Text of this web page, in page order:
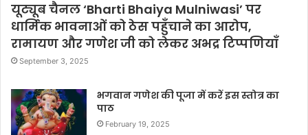
यूट्यूब चैनल ‘Bharti Bhaiya Mulniwasi’ पर
धार्मिक भावनाओं को ठेस पहुँचाने का आरोप,
रामायण और गणेश जी को लेकर अभद्र टिप्पणियाँ
September 3, 2025
भगवान गणेश की पूजा में करें इस स्तोत्र का
पाठ
February 19, 2025